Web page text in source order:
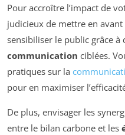
Pour accroître l’impact de
judicieux de mettre en avant
sensibiliser le public grâce à
communication ciblées.
pratiques sur la
pour en maximiser
De plus, envisager les
entre le bilan carbone et les